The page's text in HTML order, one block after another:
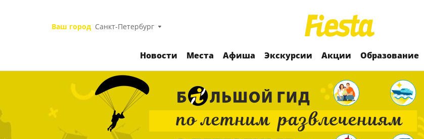
Ваш город Санкт-Петербург
Новости Места Афиша Экскурсии Акции Образование